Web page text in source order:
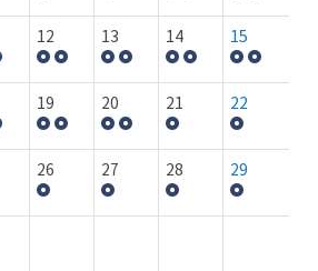
12 13 14 15
19 20 21 22
26 27 28 29